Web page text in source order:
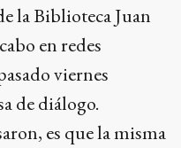
la Biblioteca Juan
en redes
viernes
de diálogo.
es que la misma